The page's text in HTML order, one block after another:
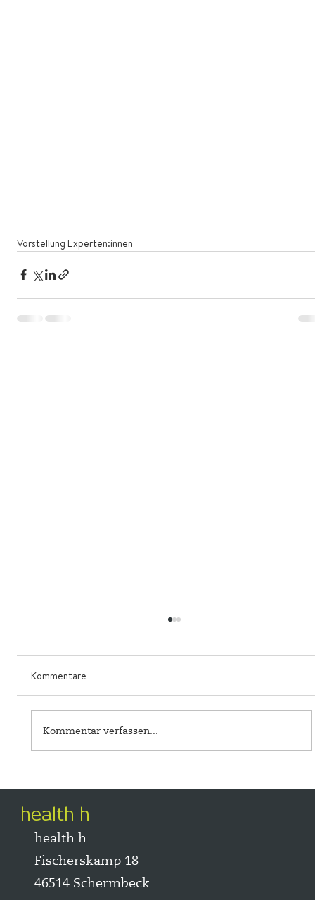
Vorstellung Experten:innen
Kommentare
Kommentar verfassen...
health h
health h
Fischerskamp 18
46514 Schermbeck